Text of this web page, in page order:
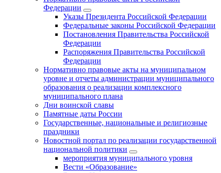
Федерации
Указы Президента Российской Федерации
Федеральные законы Российской Федерации
Постановления Правительства Российской
Федерации
Распоряжения Правительства Российской
Федерации
Нормативно правовые акты на муниципальном
уровне и отчеты администрации муниципального
образования о реализации комплексного
муниципального плана
Дни воинской славы
Памятные даты России
Государственные, национальные и религиозные
праздники
Новостной портал по реализации государственной
национальной политики
мероприятия муниципального уровня
Вести «Образование»